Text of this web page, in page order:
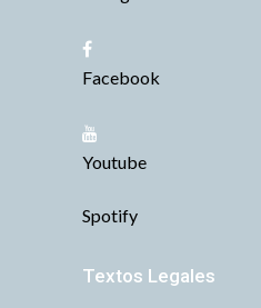
Facebook
Youtube
Spotify
Textos Legales